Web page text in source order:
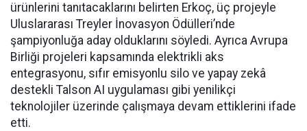
ürünlerini tanıtacaklarını belirten Erkoç, üç projeyle
Uluslararası Treyler İnovasyon Ödülleri’nde
şampiyonluğa aday olduklarını söyledi. Ayrıca Avrupa
Birliği projeleri kapsamında elektrikli aks
entegrasyonu, sıfır emisyonlu silo ve yapay zekâ
destekli Talson AI uygulaması gibi yenilikçi
teknolojiler üzerinde çalışmaya devam ettiklerini ifade
etti.